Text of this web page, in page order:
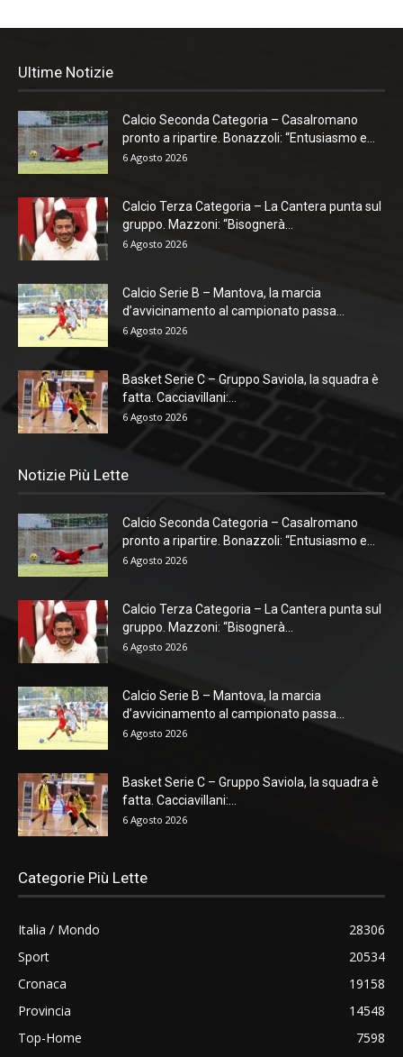
Ultime Notizie
Calcio Seconda Categoria – Casalromano
pronto a ripartire. Bonazzoli: “Entusiasmo e...
6 Agosto 2026
Calcio Terza Categoria – La Cantera punta sul
gruppo. Mazzoni: “Bisognerà...
6 Agosto 2026
Calcio Serie B – Mantova, la marcia
d’avvicinamento al campionato passa...
6 Agosto 2026
Basket Serie C – Gruppo Saviola, la squadra è
fatta. Cacciavillani:...
6 Agosto 2026
Notizie Più Lette
Calcio Seconda Categoria – Casalromano
pronto a ripartire. Bonazzoli: “Entusiasmo e...
6 Agosto 2026
Calcio Terza Categoria – La Cantera punta sul
gruppo. Mazzoni: “Bisognerà...
6 Agosto 2026
Calcio Serie B – Mantova, la marcia
d’avvicinamento al campionato passa...
6 Agosto 2026
Basket Serie C – Gruppo Saviola, la squadra è
fatta. Cacciavillani:...
6 Agosto 2026
Categorie Più Lette
Italia / Mondo
28306
Sport
20534
Cronaca
19158
Provincia
14548
Top-Home
7598